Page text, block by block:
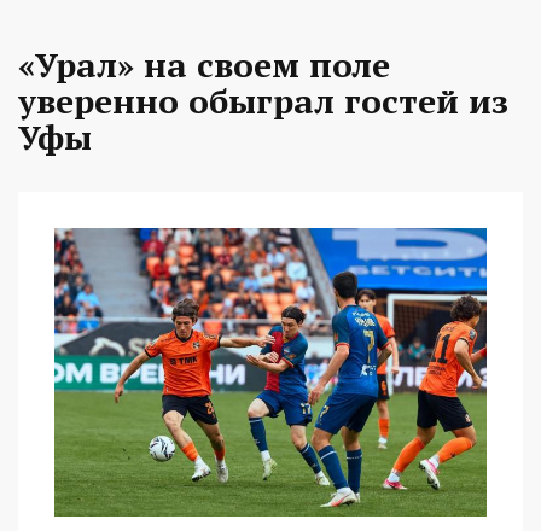
«Урал» на своем поле
уверенно обыграл гостей из
Уфы